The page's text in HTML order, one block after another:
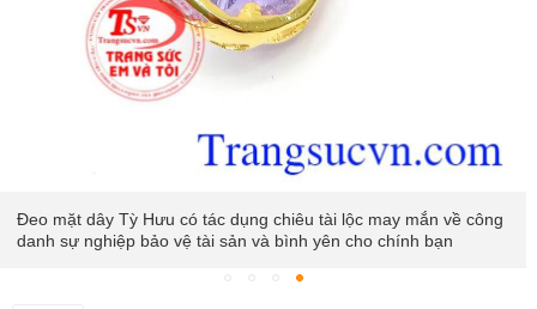
Đeo mặt dây Tỳ Hưu có tác dụng chiêu tài lộc may mắn về công
danh sự nghiệp bảo vệ tài sản và bình yên cho chính bạn